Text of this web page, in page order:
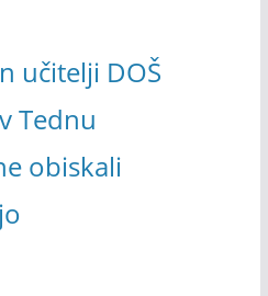
učitelji DOŠ
Tednu
obiskali